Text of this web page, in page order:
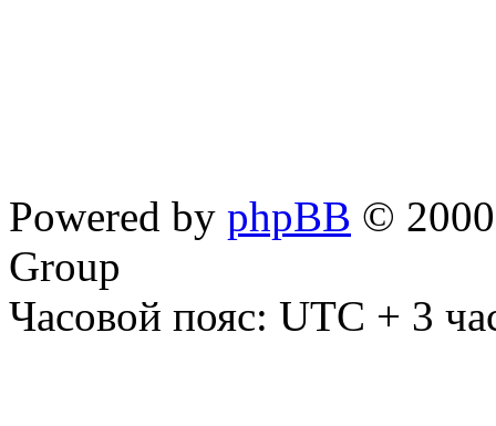
Powered by phpBB ©
Group
Часовой пояс: UTC + 3